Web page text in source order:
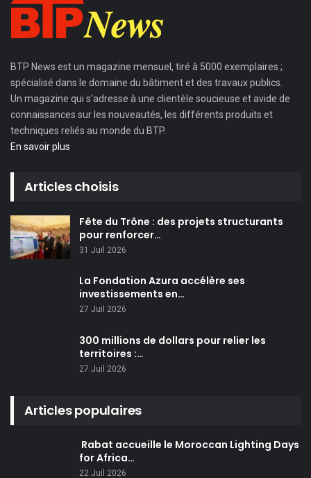
BTP News est un magazine mensuel, tiré à 5000 exemplaires ;
spécialisé dans le domaine du bâtiment et des travaux publics.
Un magazine qui s’adresse à une clientèle soucieuse et avide de
connaissances sur les nouveautés, les différents produits et
techniques reliés au monde du BTP.
En savoir plus
Articles choisis
Fête du Trône : des projets structurants
pour renforcer…
31 Juil 2026
La Fondation Azura accélère ses
investissements en…
27 Juil 2026
300 millions de dollars pour relier les
territoires :…
27 Juil 2026
Articles populaires
Rabat accueille le Moroccan Lighting Days
for Africa…
22 Juil 2026